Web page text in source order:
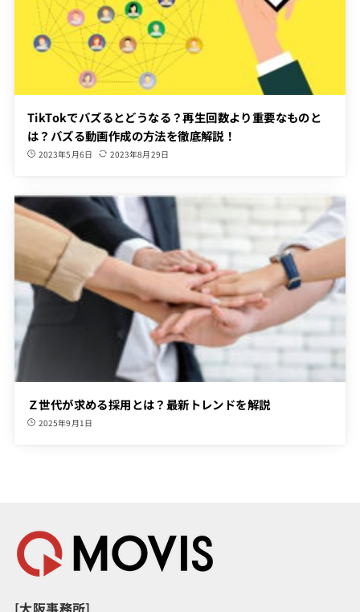
TikTokでバズるとどうなる？再生回数より重要なものと
は？バズる動画作成の方法を徹底解説！
2023年5月6日 2023年8月29日
Ｚ世代が求める採用とは？最新トレンドを解説
2025年9月1日
[大阪事務所]